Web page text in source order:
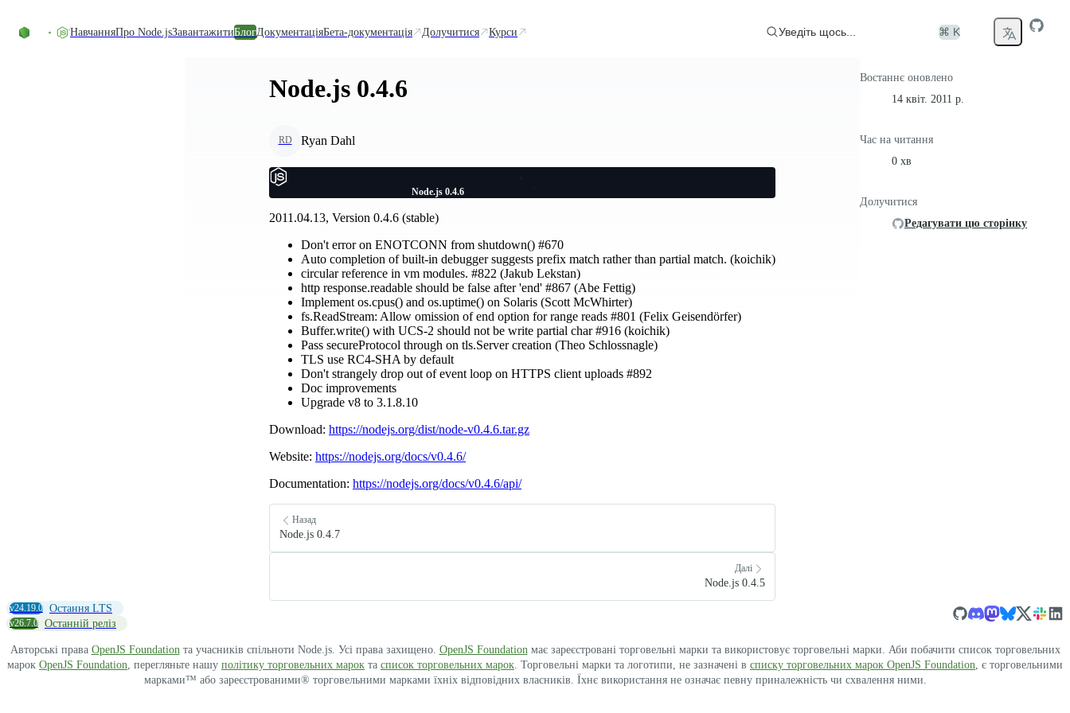
НавчанняПро Node.jsЗавантажитиБлогДокументаціяБета-документація Долучитися Курси Уведіть щось... ⌘ K
Node.js 0.4.6
RD Ryan Dahl
Node.js 0.4.6
2011.04.13, Version 0.4.6 (stable)
Don't error on ENOTCONN from shutdown() #670
Auto completion of built-in debugger suggests prefix match rather than partial match. (koichik)
circular reference in vm modules. #822 (Jakub Lekstan)
http response.readable should be false after 'end' #867 (Abe Fettig)
Implement os.cpus() and os.uptime() on Solaris (Scott McWhirter)
fs.ReadStream: Allow omission of end option for range reads #801 (Felix Geisendörfer)
Buffer.write() with UCS-2 should not be write partial char #916 (koichik)
Pass secureProtocol through on tls.Server creation (Theo Schlossnagle)
TLS use RC4-SHA by default
Don't strangely drop out of event loop on HTTPS client uploads #892
Doc improvements
Upgrade v8 to 3.1.8.10
Download: https://nodejs.org/dist/node-v0.4.6.tar.gz
Website: https://nodejs.org/docs/v0.4.6/
Documentation: https://nodejs.org/docs/v0.4.6/api/
Назад
Node.js 0.4.7
Далі
Node.js 0.4.5
Востаннє оновлено
14 квіт. 2011 р.
Час на читання
0 хв
Долучитися
Редагувати цю сторінку
v24.19.0 Остання LTS
v26.7.0 Останній реліз
Авторські права OpenJS Foundation та учасників спільноти Node.js. Усі права захищено. OpenJS Foundation має зареєстровані торговельні марки та використовує торговельні марки. Аби побачити список торговельних
марок OpenJS Foundation , перегляньте нашу політику торговельних марок та список торговельних марок . Торговельні марки та логотипи, не зазначені в списку торговельних марок OpenJS Foundation , є торговельними
марками™ або зареєстрованими® торговельними марками їхніх відповідних власників. Їхнє використання не означає певну приналежність чи схвалення ними.